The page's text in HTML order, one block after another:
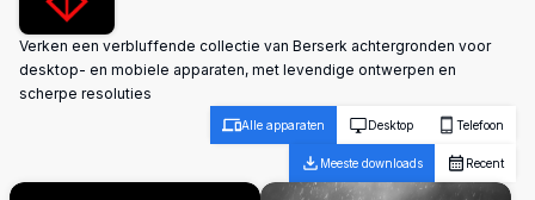
Verken een verbluffende collectie van Berserk achtergronden voor
desktop- en mobiele apparaten, met levendige ontwerpen en
scherpe resoluties
Alle apparaten Desktop Telefoon
Meeste downloads Recent